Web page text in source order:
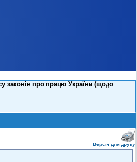
законів про працю України (щодо
Версія для друку